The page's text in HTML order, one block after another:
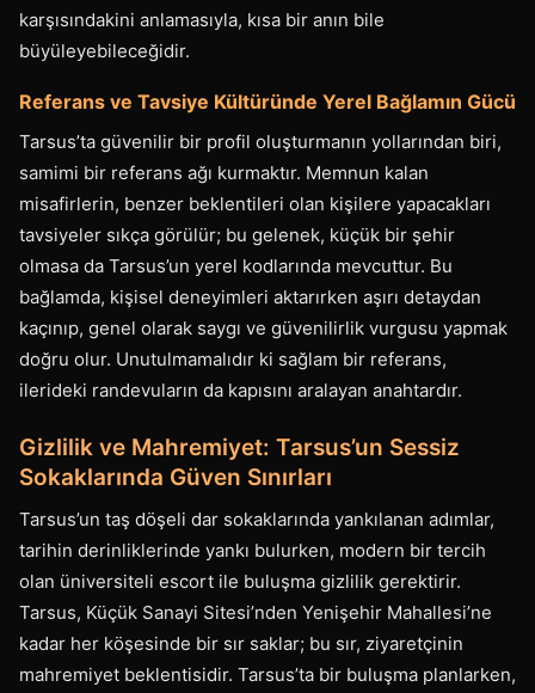
karşısındakini anlamasıyla, kısa bir anın bile
büyüleyebileceğidir.
Referans ve Tavsiye Kültüründe Yerel Bağlamın Gücü
Tarsus’ta güvenilir bir profil oluşturmanın yollarından biri,
samimi bir referans ağı kurmaktır. Memnun kalan
misafirlerin, benzer beklentileri olan kişilere yapacakları
tavsiyeler sıkça görülür; bu gelenek, küçük bir şehir
olmasa da Tarsus’un yerel kodlarında mevcuttur. Bu
bağlamda, kişisel deneyimleri aktarırken aşırı detaydan
kaçınıp, genel olarak saygı ve güvenilirlik vurgusu yapmak
doğru olur. Unutulmamalıdır ki sağlam bir referans,
ilerideki randevuların da kapısını aralayan anahtardır.
Gizlilik ve Mahremiyet: Tarsus’un Sessiz
Sokaklarında Güven Sınırları
Tarsus’un taş döşeli dar sokaklarında yankılanan adımlar,
tarihin derinliklerinde yankı bulurken, modern bir tercih
olan üniversiteli escort ile buluşma gizlilik gerektirir.
Tarsus, Küçük Sanayi Sitesi’nden Yenişehir Mahallesi’ne
kadar her köşesinde bir sır saklar; bu sır, ziyaretçinin
mahremiyet beklentisidir. Tarsus’ta bir buluşma planlarken,